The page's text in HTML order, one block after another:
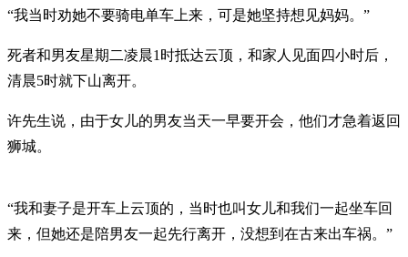
“我当时劝她不要骑电单车上来，可是她坚持想见妈妈。”
死者和男友星期二凌晨1时抵达云顶，和家人见面四小时后，
清晨5时就下山离开。
许先生说，由于女儿的男友当天一早要开会，他们才急着返回
狮城。
“我和妻子是开车上云顶的，当时也叫女儿和我们一起坐车回
来，但她还是陪男友一起先行离开，没想到在古来出车祸。”